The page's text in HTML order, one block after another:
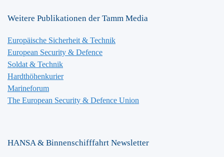
Weitere Publikationen der Tamm Media
Europäische Sicherheit & Technik
European Security & Defence
Soldat & Technik
Hardthöhenkurier
Marineforum
The European Security & Defence Union
HANSA & Binnenschifffahrt Newsletter